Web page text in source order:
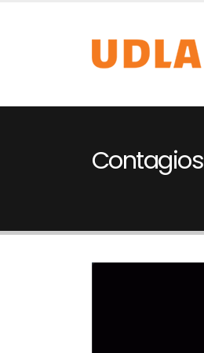
Contagios